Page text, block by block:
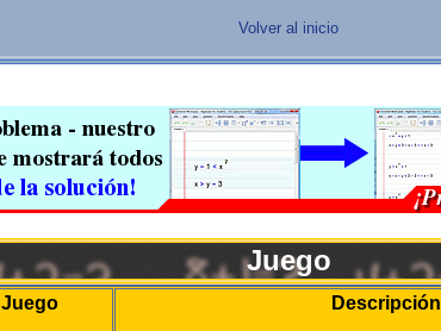
Volver al inicio
Juego
Juego Descripción